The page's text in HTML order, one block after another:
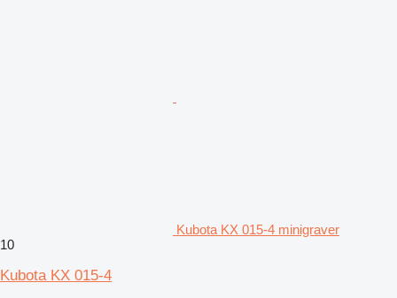
Kubota KX 015-4 minigraver
10
Kubota KX 015-4